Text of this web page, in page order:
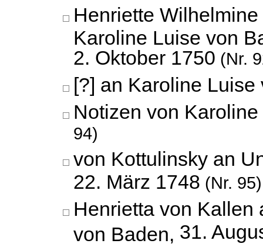
Henriette
Karoline Luise von
2. Oktober 1750 (Nr.
[?] an Karoline Luise
Notizen von
94)
von Kottulinsky an
22. März 1748 (Nr. 95)
Henrietta von Kallen
von Baden, 31.